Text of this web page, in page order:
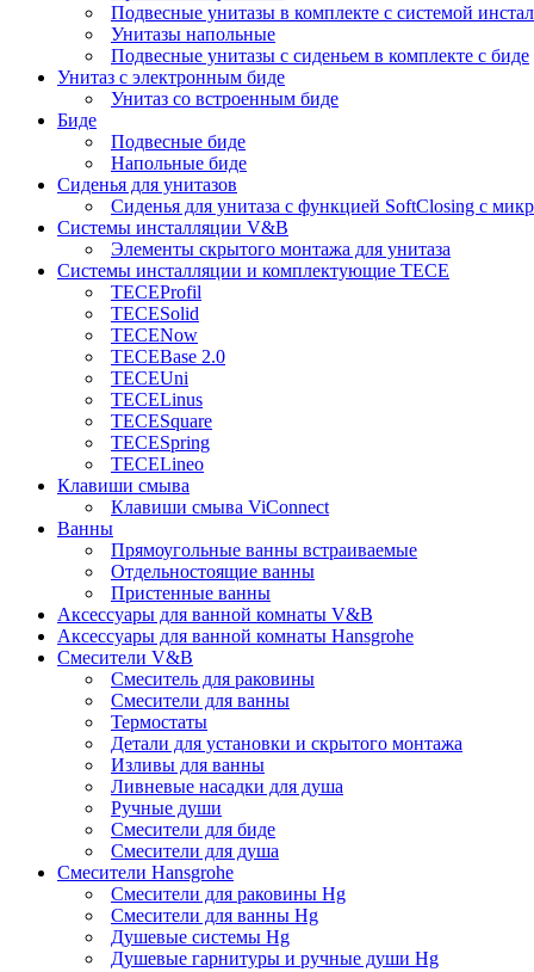
Подвесные унитазы в комплекте с системой
Унитазы напольные
Подвесные унитазы с сиденьем в комплекте с биде
Унитаз с электронным биде
Унитаз со встроенным биде
Биде
Подвесные биде
Напольные биде
Сиденья для унитазов
Сиденья для унитаза с функцией SoftClosing с
Системы инсталляции V&B
Элементы скрытого монтажа для унитаза
Системы инсталляции и комплектующие TECE
TECEProfil
TECESolid
TECENow
TECEBase 2.0
TECEUni
TECELinus
TECESquare
TECESpring
TECELineo
Клавиши смыва
Клавиши смыва ViConnect
Ванны
Прямоугольные ванны встраиваемые
Отдельностоящие ванны
Пристенные ванны
Аксессуары для ванной комнаты V&B
Аксессуары для ванной комнаты Hansgrohe
Смесители V&B
Смеситель для раковины
Смесители для ванны
Термостаты
Детали для установки и скрытого монтажа
Изливы для ванны
Ливневые насадки для душа
Ручные души
Смесители для биде
Смесители для душа
Смесители Hansgrohe
Смесители для раковины Hg
Смесители для ванны Hg
Душевые системы Hg
Душевые гарнитуры и ручные души Hg